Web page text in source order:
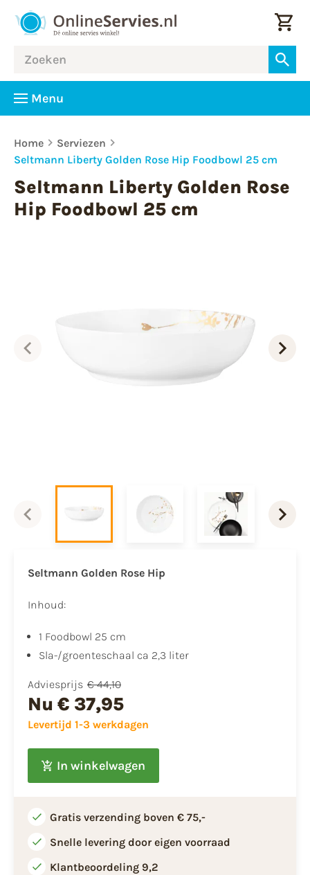
Menu
Home
Serviezen
Seltmann Liberty Golden Rose Hip Foodbowl 25 cm
Seltmann Liberty Golden Rose
Hip Foodbowl 25 cm
Seltmann Golden Rose Hip
Inhoud:
1 Foodbowl 25 cm
Sla-/groenteschaal ca 2,3 liter
Adviesprijs € 44,10
Nu € 37,95
Levertijd 1-3 werkdagen
In winkelwagen
Gratis verzending boven € 75,-
Snelle levering door eigen voorraad
Klantbeoordeling 9,2